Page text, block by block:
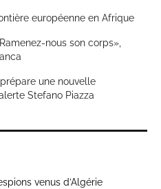
européenne en Afrique
nous son corps»,
une nouvelle
Stefano Piazza
venus d’Algérie